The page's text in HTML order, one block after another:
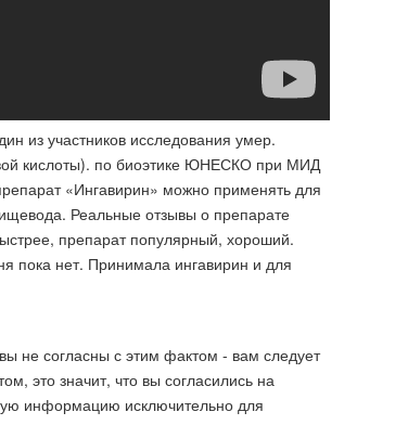
из участников исследования умер.
кислоты). по биоэтике ЮНЕСКО при МИД
«Ингавирин» можно применять для
Реальные отзывы о препарате
препарат популярный, хороший.
пока нет. Принимала ингавирин и для
не согласны с этим фактом - вам следует
это значит, что вы согласились на
информацию исключительно для